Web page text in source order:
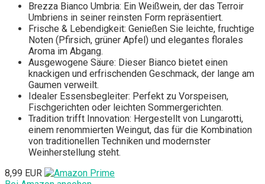
Brezza Bianco Umbria: Ein Weißwein, der das Terroir
Umbriens in seiner reinsten Form repräsentiert.
Frische & Lebendigkeit: Genießen Sie leichte, fruchtige
Noten (Pfirsich, grüner Apfel) und elegantes florales
Aroma im Abgang.
Ausgewogene Säure: Dieser Bianco bietet einen
knackigen und erfrischenden Geschmack, der lange am
Gaumen verweilt.
Idealer Essensbegleiter: Perfekt zu Vorspeisen,
Fischgerichten oder leichten Sommergerichten.
Tradition trifft Innovation: Hergestellt von Lungarotti,
einem renommierten Weingut, das für die Kombination
von traditionellen Techniken und modernster
Weinherstellung steht.
8,99 EUR